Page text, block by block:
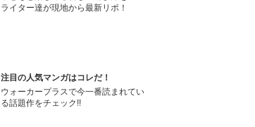
ライター達が現地から最新リポ！
注目の人気マンガはコレだ！
ウォーカープラスで今一番読まれてい
る話題作をチェック!!